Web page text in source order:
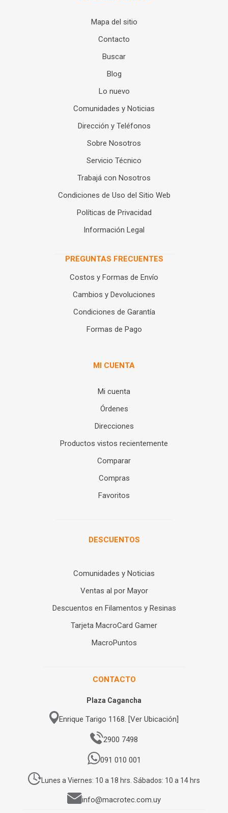
Mapa del sitio
Contacto
Buscar
Blog
Lo nuevo
Comunidades y Noticias
Dirección y Teléfonos
Sobre Nosotros
Servicio Técnico
Trabajá con Nosotros
Condiciones de Uso del Sitio Web
Políticas de Privacidad
Información Legal
PREGUNTAS FRECUENTES
Costos y Formas de Envío
Cambios y Devoluciones
Condiciones de Garantía
Formas de Pago
MI CUENTA
Mi cuenta
Órdenes
Direcciones
Productos vistos recientemente
Comparar
Compras
Favoritos
DESCUENTOS
Comunidades y Noticias
Ventas al por Mayor
Descuentos en Filamentos y Resinas
Tarjeta MacroCard Gamer
MacroPuntos
CONTACTO
Plaza Cagancha
Enrique Tarigo 1168. [Ver Ubicación]
2900 7498
091 010 001
Lunes a Viernes: 10 a 18 hrs. Sábados: 10 a 14 hrs
info@macrotec.com.uy